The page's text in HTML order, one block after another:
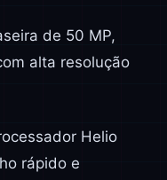
de 50 MP,
alta resolução
Helio
rápido e